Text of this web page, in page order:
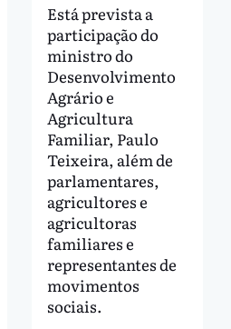
Está prevista a
participação do
ministro do
Desenvolvimento
Agrário e
Agricultura
Familiar, Paulo
Teixeira, além de
parlamentares,
agricultores e
agricultoras
familiares e
representantes de
movimentos
sociais.